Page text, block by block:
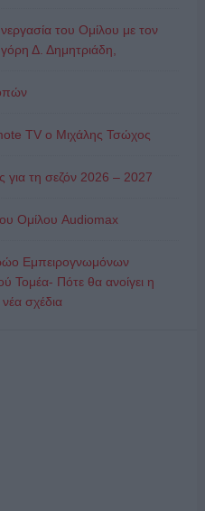
του Ομίλου με τον
Δ. Δημητριάδη,
TV o Μιχάλης Τσώχος
για τη σεζόν 2026 – 2027
Ομίλου Audiomax
Εμπειρογνωμόνων
Τομέα- Πότε θα ανοίγει η
σχέδια